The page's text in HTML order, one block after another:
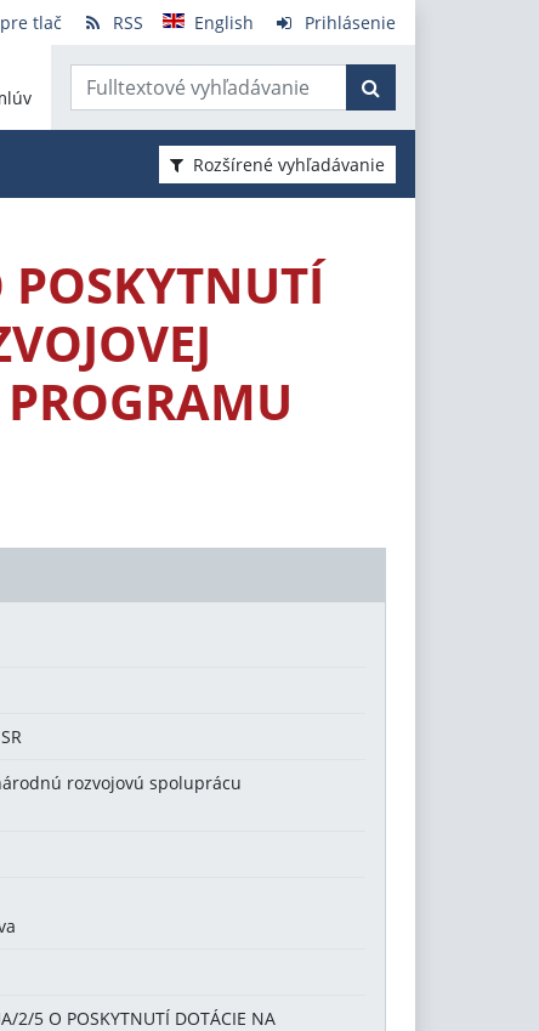
tlač RSS English Prihlásenie
Rozšírené vyhľadávanie
rozvojovú spoluprácu
2/5 O POSKYTNUTÍ DOTÁCIE NA